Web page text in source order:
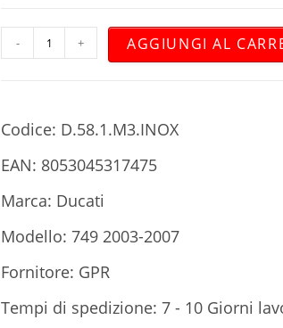
- + AGGIUNGI AL
Codice: D.58.1.M3.INOX
EAN: 8053045317475
Marca: Ducati
Modello: 749 2003-2007
Fornitore: GPR
Tempi di spedizione: 7 - 10 Giorni